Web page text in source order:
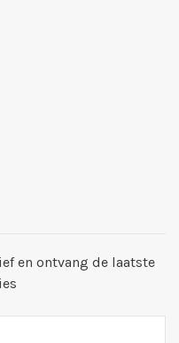
en ontvang de laatste